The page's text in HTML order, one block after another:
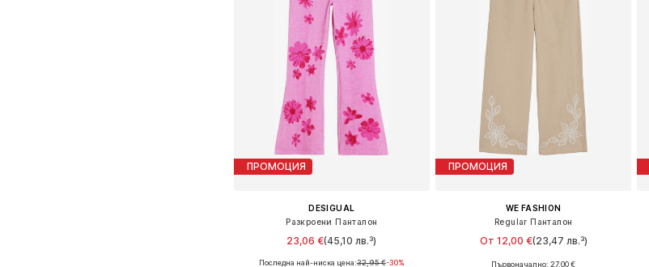
ПРОМОЦИЯ
DESIGUAL
Разкроени Панталон
23,06 €(45,10 лв.³)
Последна най-ниска цена:32,95 €-30%
ПРОМОЦИЯ
WE FASHION
Regular Панталон
От 12,00 €(23,47 лв.³)
Първоначално: 27,00 €